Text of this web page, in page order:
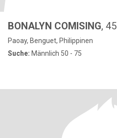
BONALYN COMISING, 45
Paoay, Benguet, Philippinen
Suche: Männlich 50 - 75